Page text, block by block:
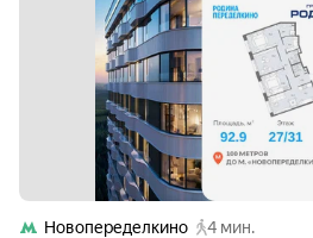
Новопеределкино
4 мин.